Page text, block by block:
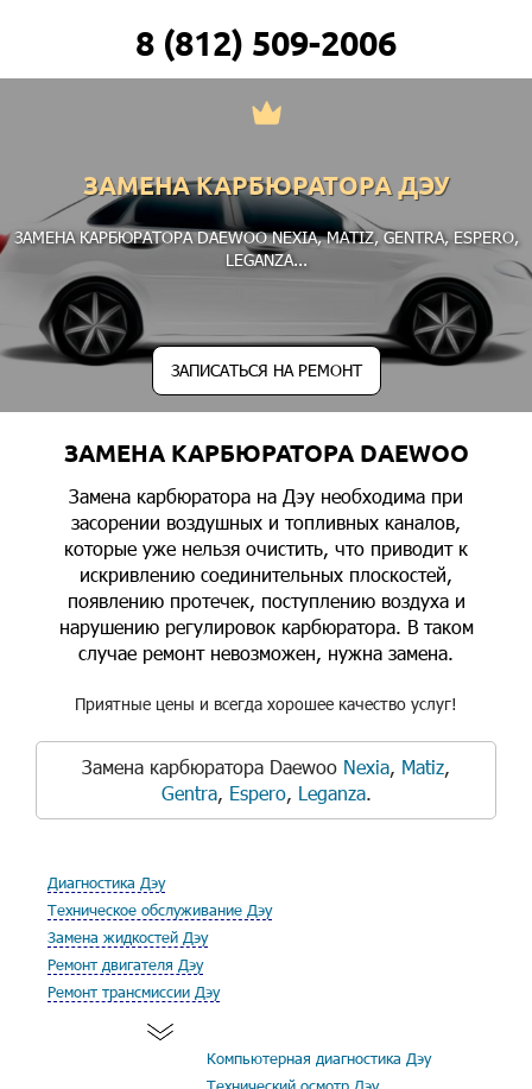
8 (812) 509-2006
ЗАМЕНА КАРБЮРАТОРА ДЭУ
ЗАМЕНА КАРБЮРАТОРА DAEWOONEXIA,MATIZ,GENTRA,ESPERO,
LEGANZA...
ЗАПИСАТЬСЯ НА РЕМОНТ
ЗАМЕНА КАРБЮРАТОРА DAEWOO
Замена карбюратора на Дэу необходима при
засорении воздушных и топливных каналов,
которые уже нельзя очистить, что приводит к
искривлению соединительных плоскостей,
появлению протечек, поступлению воздуха и
нарушению регулировок карбюратора. В таком
случае ремонт невозможен, нужна замена.
Приятные цены и всегда хорошее качество услуг!
Замена карбюратора Daewoo Nexia, Matiz,
Gentra, Espero, Leganza.
Диагностика Дэу
Техническое обслуживание Дэу
Замена жидкостей Дэу
Ремонт двигателя Дэу
Ремонт трансмиссии Дэу
Компьютерная диагностика Дэу